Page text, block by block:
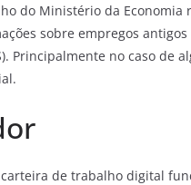
do Ministério da
sobre empregos
Principalmente no caso de
de trabalho digital